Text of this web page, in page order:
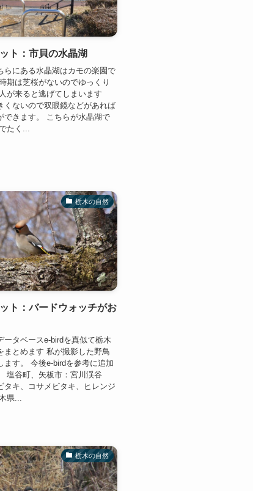
ト：市貝の水晶湖
らにある水晶湖はカモの楽園で
期は芝桜がないのでゆっくり
が来ると逃げてしまいます
くないので双眼鏡などがあれば
できます。 こちらが水晶湖で
たく...
栃木の自然
ト：バードウォッチがお
ータベースe-birdを真似て栃木
まとめます 私が撮影した野鳥
ます。 今後e-birdを参考に追加
塩谷町、矢板市：宮川渓谷
タキ、コサメビタキ、ヒレンジ
県...
栃木の自然